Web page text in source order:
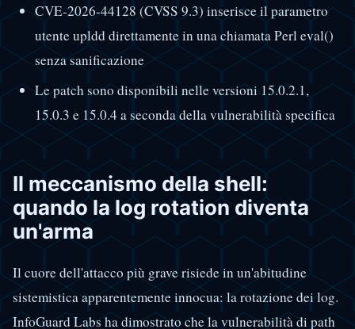
CVE-2026-44128 (CVSS 9.3) inserisce il parametro
utente upldd direttamente in una chiamata Perl eval()
senza sanificazione
Le patch sono disponibili nelle versioni 15.0.2.1,
15.0.3 e 15.0.4 a seconda della vulnerabilità specifica
Il meccanismo della shell:
quando la log rotation diventa
un'arma
Il cuore dell'attacco più grave risiede in un'abitudine
sistemistica apparentemente innocua: la rotazione dei log.
InfoGuard Labs ha dimostrato che la vulnerabilità di path